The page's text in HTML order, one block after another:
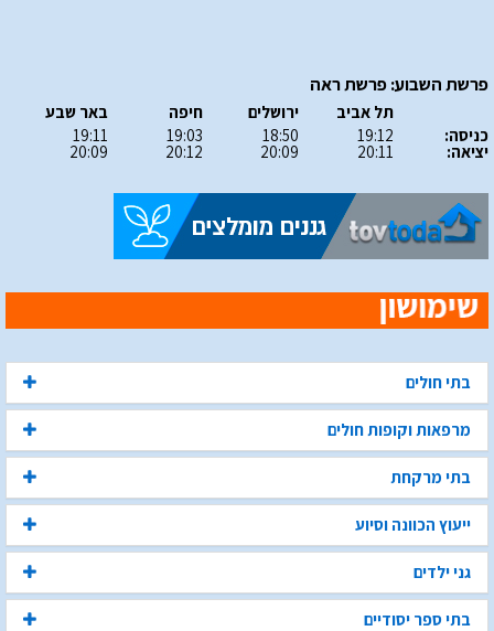
פרשת השבוע: פרשת ראה
כניסה:
יציאה:
תל אביב
19:12
20:11
ירושלים
18:50
20:09
חיפה
19:03
20:12
באר שבע
19:11
20:09
בתי חולים
מרפאות וקופות חולים
בתי מרקחת
ייעוץ הכוונה וסיוע
גני ילדים
בתי ספר יסודיים